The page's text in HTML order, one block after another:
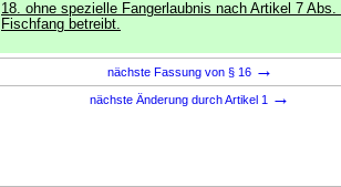
18. ohne spezielle Fangerlaubnis nach Artikel 7 Abs.
Fischfang betreibt.
nächste Fassung von § 16 →
nächste Änderung durch Artikel 1 →